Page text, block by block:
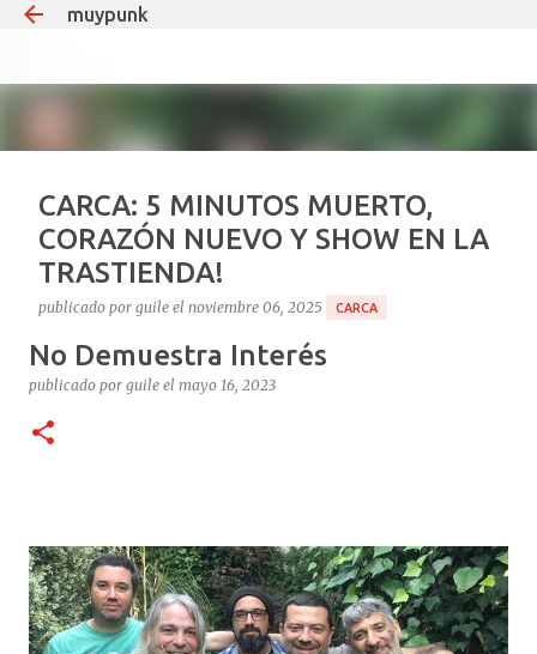
muypunk
CARCA: 5 MINUTOS MUERTO,
CORAZÓN NUEVO Y SHOW EN LA
TRASTIENDA!
publicado por guile el noviembre 06, 2025 CARCA
Si hay un tipo que puede decir “estuve muerto y volví
para dar un recital”, ese es Carca. El
en el under argentino, el mismo que teloneó a Soda
2023: ingresa al ICBA con Marfan avanzado y el
corazón en las últimas. 10 días antes de Navidad: para 5
minutos. Lo reviven. Sube al puesto 1 de la lista de
trasplante. 11 de diciembre: le ponen un corazón
No Demuestra Interés
publicado por guile el mayo 16, 2023